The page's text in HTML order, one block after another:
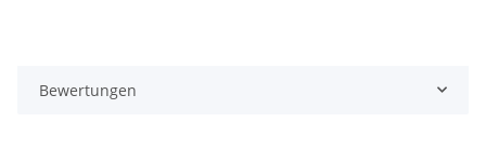
Bewertungen